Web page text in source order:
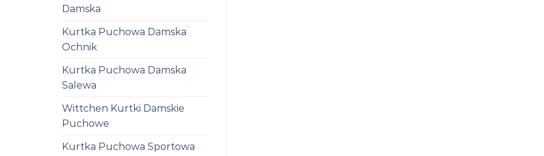
Damska
Kurtka Puchowa Damska
Ochnik
Kurtka Puchowa Damska
Salewa
Wittchen Kurtki Damskie
Puchowe
Kurtka Puchowa Sportowa